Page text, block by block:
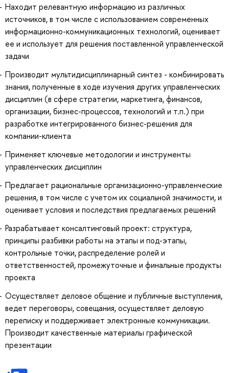
Находит релевантную информацию из различных
источников, в том числе с использованием современных
информационно-коммуникационных технологий, оценивает
ее и использует для решения поставленной управленческой
задачи
Производит мультидисциплинарный синтез - комбинировать
знания, полученные в ходе изучения других управленческих
дисциплин (в сфере стратегии, маркетинга, финансов,
организации, бизнес-процессов, технологий и т.п.) при
разработке интегрированного бизнес-решения для
компании-клиента
Применяет ключевые методологии и инструменты
управленческих дисциплин
Предлагает рациональные организационно-управленческие
решения, в том числе с учетом их социальной значимости, и
оценивает условия и последствия предлагаемых решений
Разрабатывает консалтинговый проект: структура,
принципы разбивки работы на этапы и под-этапы,
контрольные точки, распределение ролей и
ответственностей, промежуточные и финальные продукты
проекта
Осуществляет деловое общение и публичные выступления,
ведет переговоры, совещания, осуществляет деловую
переписку и поддерживает электронные коммуникации.
Производит качественные материалы графической
презентации